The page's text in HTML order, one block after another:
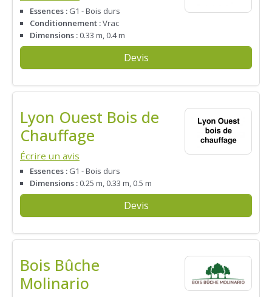
Essences : G1 - Bois durs
Conditionnement :Vrac
Dimensions : 0.33 m, 0.4 m
Devis
Lyon Ouest Bois de
Chauffage
Écrire un avis
Essences : G1 - Bois durs
Dimensions : 0.25 m, 0.33 m, 0.5 m
Devis
Bois Bûche
Molinario